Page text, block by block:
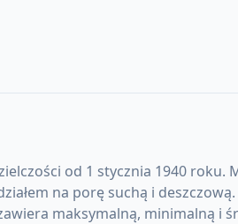
od 1 stycznia 1940 roku.
na porę suchą i
maksymalną, minimalną i